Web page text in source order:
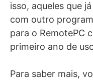
isso, aqueles que
com outro
para o RemotePC
primeiro ano de
Para saber mais,